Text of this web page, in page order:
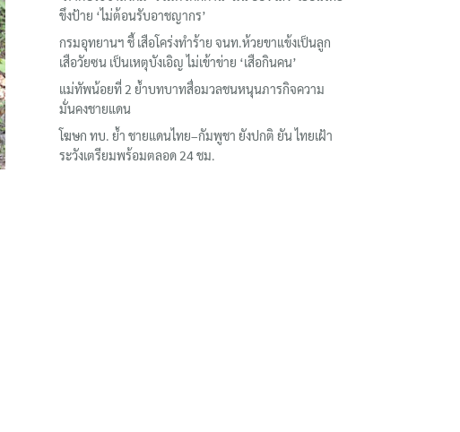
ขึงป้าย ‘ไม่ต้อนรับอาชญากร’
กรมอุทยานฯ ชี้ เสือโคร่งทำร้าย จนท.ห้วยขาแข้งเป็นลูก
เสือวัยซน เป็นเหตุบังเอิญ ไม่เข้าข่าย ‘เสือกินคน’
แม่ทัพน้อยที่ 2 ย้ำบทบาทสื่อมวลชนหนุนภารกิจความ
มั่นคงชายแดน
โฆษก ทบ. ย้ำ ชายแดนไทย–กัมพูชา ยังปกติ ยัน ไทยเฝ้า
ระวังเตรียมพร้อมตลอด 24 ชม.